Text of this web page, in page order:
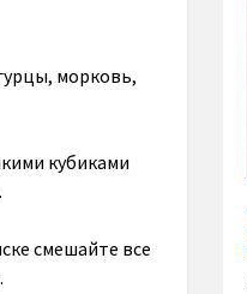
морковь,
кубиками
смешайте все